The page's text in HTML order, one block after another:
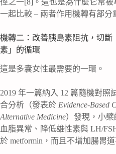
一起比較 – 兩者作用機轉有部分
機轉二：改善胰島素阻抗，切
素」的循環
這是多囊女性最需要的一環。
2019 年一篇納入 12 篇隨機對照
合分析（發表於 Evidence-Based
Alternative Medicine）發現，小檗
血脂異常、降低雄性素與 LH/
於 metformin，而且不增加腸胃